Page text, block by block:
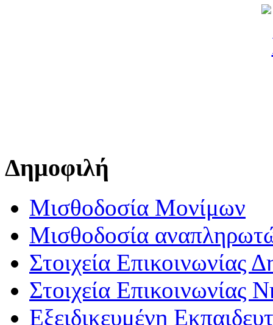
Δημοφιλή
Μισθοδοσία Μονίμων
Μισθοδοσία
Στοιχεία Επικοινωνίας
Στοιχεία Επικοινωνίας
Εξειδικευμένη